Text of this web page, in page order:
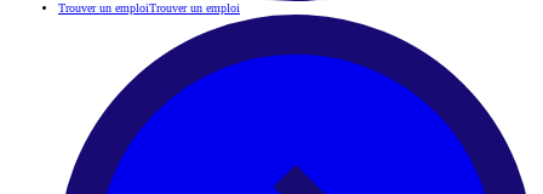
Trouver un emploiTrouver un emploi